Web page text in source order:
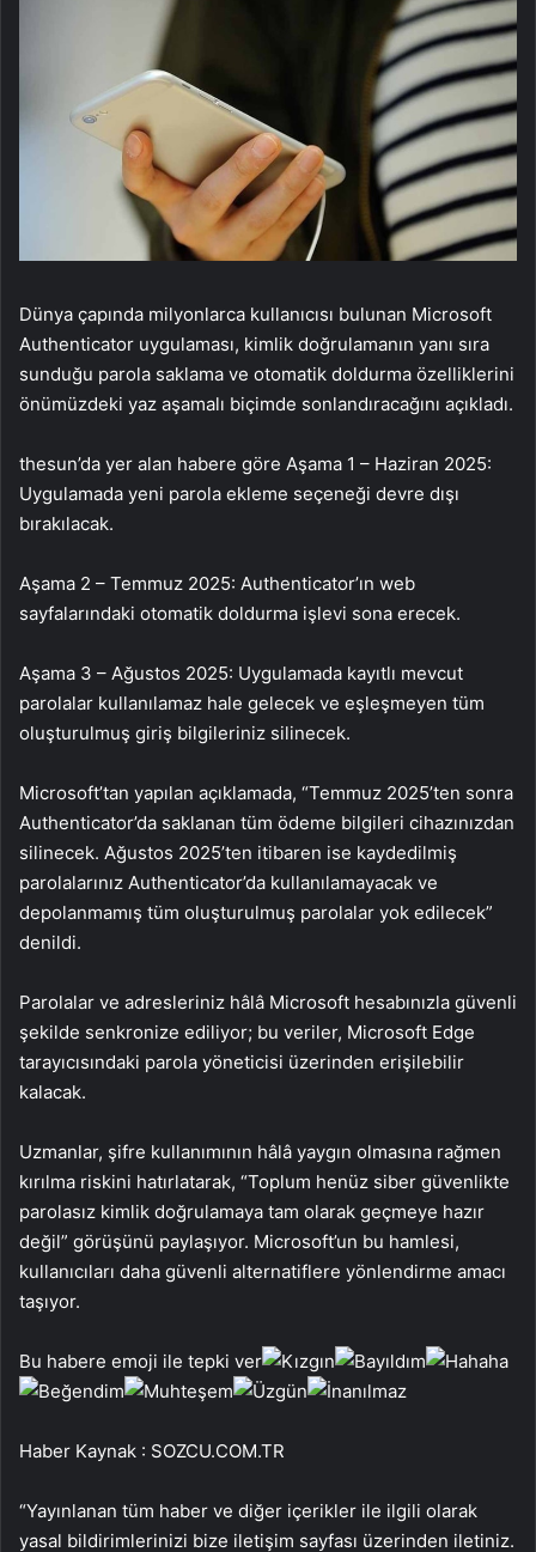
Dünya çapında milyonlarca kullanıcısı bulunan Microsoft
Authenticator uygulaması, kimlik doğrulamanın yanı sıra
sunduğu parola saklama ve otomatik doldurma özelliklerini
önümüzdeki yaz aşamalı biçimde sonlandıracağını açıkladı.
thesun’da yer alan habere göre Aşama 1 – Haziran 2025:
Uygulamada yeni parola ekleme seçeneği devre dışı
bırakılacak.
Aşama 2 – Temmuz 2025: Authenticator’ın web
sayfalarındaki otomatik doldurma işlevi sona erecek.
Aşama 3 – Ağustos 2025: Uygulamada kayıtlı mevcut
parolalar kullanılamaz hale gelecek ve eşleşmeyen tüm
oluşturulmuş giriş bilgileriniz silinecek.
Microsoft’tan yapılan açıklamada, “Temmuz 2025’ten sonra
Authenticator’da saklanan tüm ödeme bilgileri cihazınızdan
silinecek. Ağustos 2025’ten itibaren ise kaydedilmiş
parolalarınız Authenticator’da kullanılamayacak ve
depolanmamış tüm oluşturulmuş parolalar yok edilecek”
denildi.
Parolalar ve adresleriniz hâlâ Microsoft hesabınızla güvenli
şekilde senkronize ediliyor; bu veriler, Microsoft Edge
tarayıcısındaki parola yöneticisi üzerinden erişilebilir
kalacak.
Uzmanlar, şifre kullanımının hâlâ yaygın olmasına rağmen
kırılma riskini hatırlatarak, “Toplum henüz siber güvenlikte
parolasız kimlik doğrulamaya tam olarak geçmeye hazır
değil” görüşünü paylaşıyor. Microsoft’un bu hamlesi,
kullanıcıları daha güvenli alternatiflere yönlendirme amacı
taşıyor.
Bu habere emoji ile tepki ver
Haber Kaynak : SOZCU.COM.TR
“Yayınlanan tüm haber ve diğer içerikler ile ilgili olarak
yasal bildirimlerinizi bize iletişim sayfası üzerinden iletiniz.